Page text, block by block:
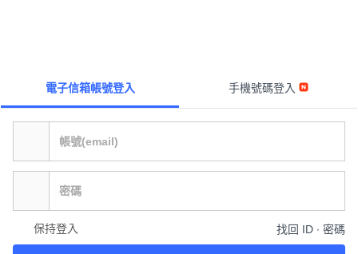
電子信箱帳號登入 手機號碼登入
保持登入 找回 ID ∙ 密碼